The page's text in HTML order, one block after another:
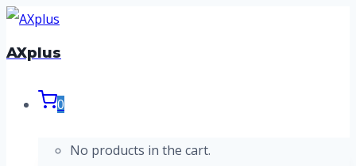
Перейти
к
AXplus
0
No products in the cart.